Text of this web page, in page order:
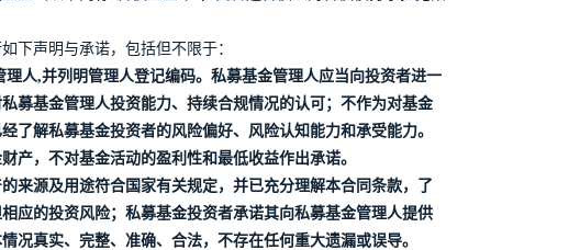
下声明与承诺，包括但不限于：
人,并列明管理人登记编码。私募基金管理人应当向投资者进一
募基金管理人投资能力、持续合规情况的认可；不作为对基金
了解私募基金投资者的风险偏好、风险认知能力和承受能力。
产，不对基金活动的盈利性和最低收益作出承诺。
来源及用途符合国家有关规定，并已充分理解本合同条款，了
应的投资风险；私募基金投资者承诺其向私募基金管理人提供
况真实、完整、准确、合法，不存在任何重大遗漏或误导。